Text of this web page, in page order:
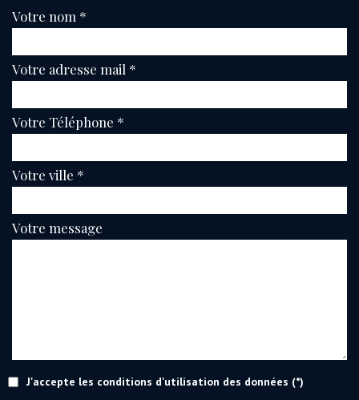
Votre nom *
Votre adresse mail *
Votre Téléphone *
Votre ville *
Votre message
J'accepte les conditions d'utilisation des données (*)